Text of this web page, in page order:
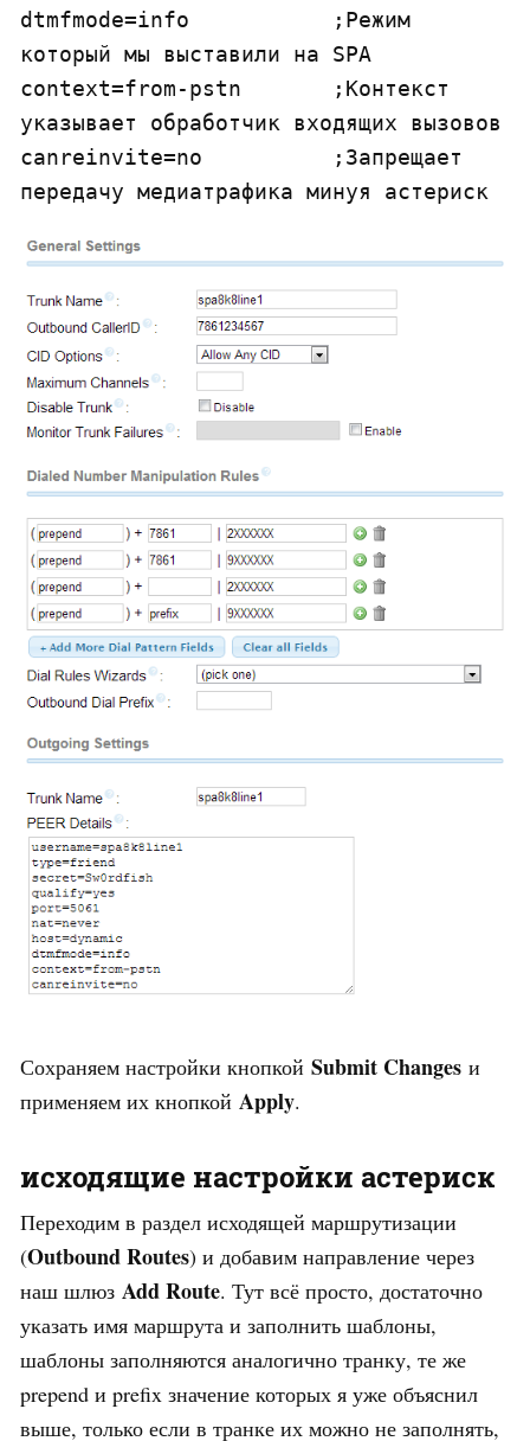
dtmfmode=info		;Режим
который мы выставили на SPA
context=from-pstn	;Контекст
указывает обработчик входящих вызовов
canreinvite=no		;Запрещает
Сохраняем настройки кнопкой Submit Changes и
применяем их кнопкой Apply.
исходящие настройки астериск
Переходим в раздел исходящей маршрутизации
(Outbound Routes) и добавим направление через
наш шлюз Add Route. Тут всё просто, достаточно
указать имя маршрута и заполнить шаблоны,
шаблоны заполняются аналогично транку, те же
prepend и prefix значение которых я уже объяснил
выше, только если в транке их можно не заполнять,